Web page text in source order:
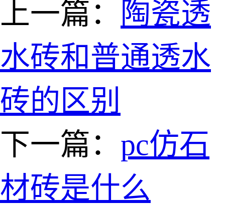
上一篇：
陶瓷透
水砖和普通透水
砖的区别
下一篇： pc仿石
材砖是什么